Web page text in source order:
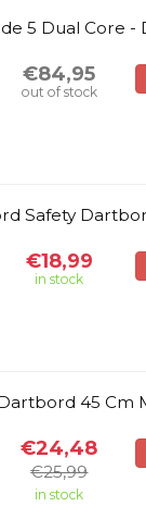
5 Dual Core -
€84,95
out of stock
Safety
€18,99
in stock
45 Cm
€24,48
€25,99
in stock